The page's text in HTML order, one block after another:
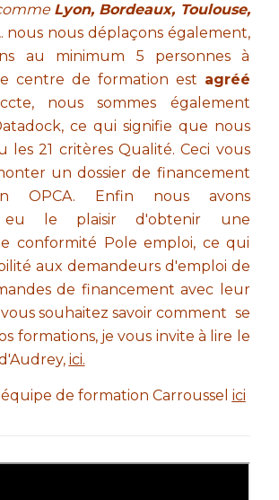
Lyon, Bordeaux, Toulouse,
. nous nous déplaçons également,
au minimum 5 personnes à
centre de formation est agréé
nous sommes également
ce qui signifie que nous
les 21 critères Qualité. Ceci vous
un dossier de financement
OPCA. Enfin nous avons
eu le plaisir d'obtenir une
conformité Pole emploi, ce qui
aux demandeurs d'emploi de
de financement avec leur
vous souhaitez savoir comment se
formations, je vous invite à lire le
ici.
de formation Carroussel ici